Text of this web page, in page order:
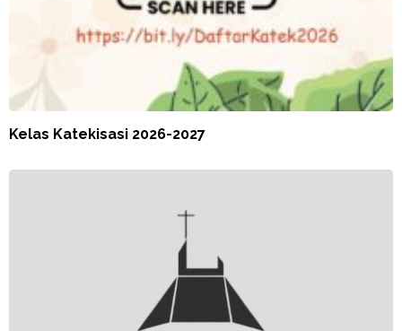
Kelas Katekisasi 2026-2027